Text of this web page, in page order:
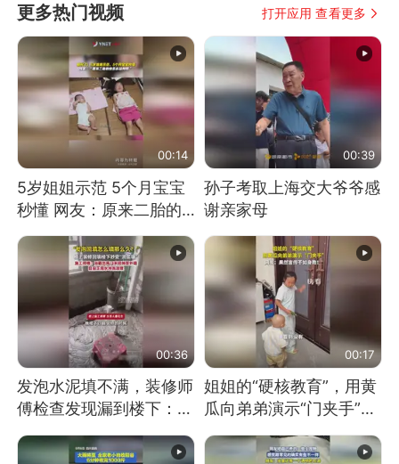
更多热门视频 打开应用 查看更多
00:14
5岁姐姐示范 5个月宝宝
秒懂 网友：原来二胎的
快乐长这样
00:39
孙子考取上海交大爷爷感
谢亲家母
00:36
发泡水泥填不满，装修师
傅检查发现漏到楼下：出
风口未延伸到外墙
00:17
姐姐的“硬核教育”，用黄
瓜向弟弟演示“门夹手”，
网友：果然言传不如身
教！